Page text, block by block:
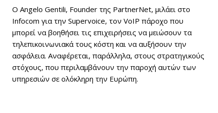
Ο Angelo Gentili, Founder της PartnerNet, μιλάει στο
Infocom για την Supervoice, τον VoIP πάροχο που
μπορεί να βοηθήσει τις επιχειρήσεις να μειώσουν τα
τηλεπικοινωνιακά τους κόστη και να αυξήσουν την
ασφάλεια. Αναφέρεται, παράλληλα, στους στρατηγικούς
στόχους, που περιλαμβάνουν την παροχή αυτών των
υπηρεσιών σε ολόκληρη την Ευρώπη.